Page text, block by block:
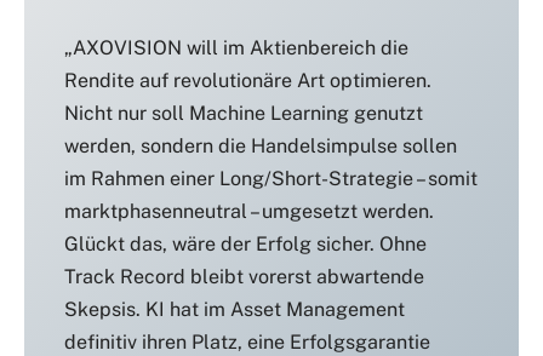
„AXOVISION will im Aktienbereich die
Rendite auf revolutionäre Art optimieren.
Nicht nur soll Machine Learning genutzt
werden, sondern die Handelsimpulse sollen
im Rahmen einer Long/Short-Strategie – somit
marktphasenneutral – umgesetzt werden.
Glückt das, wäre der Erfolg sicher. Ohne
Track Record bleibt vorerst abwartende
Skepsis. KI hat im Asset Management
definitiv ihren Platz, eine Erfolgsgarantie